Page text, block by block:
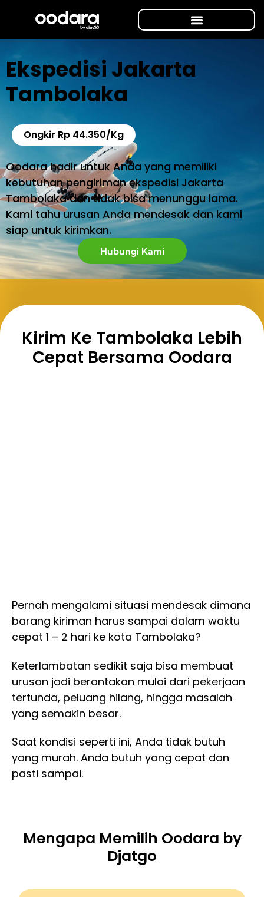
Ekspedisi Jakarta
Tambolaka
Ongkir Rp 44.350/Kg
Oodara hadir untuk Anda yang memiliki
kebutuhan pengiriman ekspedisi Jakarta
Tambolaka dan tidak bisa menunggu lama.
Kami tahu urusan Anda mendesak dan kami
siap untuk kirimkan.
Hubungi Kami
Kirim Ke Tambolaka Lebih
Cepat Bersama Oodara
Pernah mengalami situasi mendesak dimana
barang kiriman harus sampai dalam waktu
cepat 1 – 2 hari ke kota Tambolaka?
Keterlambatan sedikit saja bisa membuat
urusan jadi berantakan mulai dari pekerjaan
tertunda, peluang hilang, hingga masalah
yang semakin besar.
Saat kondisi seperti ini, Anda tidak butuh
yang murah. Anda butuh yang cepat dan
pasti sampai.
Mengapa Memilih Oodara by
Djatgo